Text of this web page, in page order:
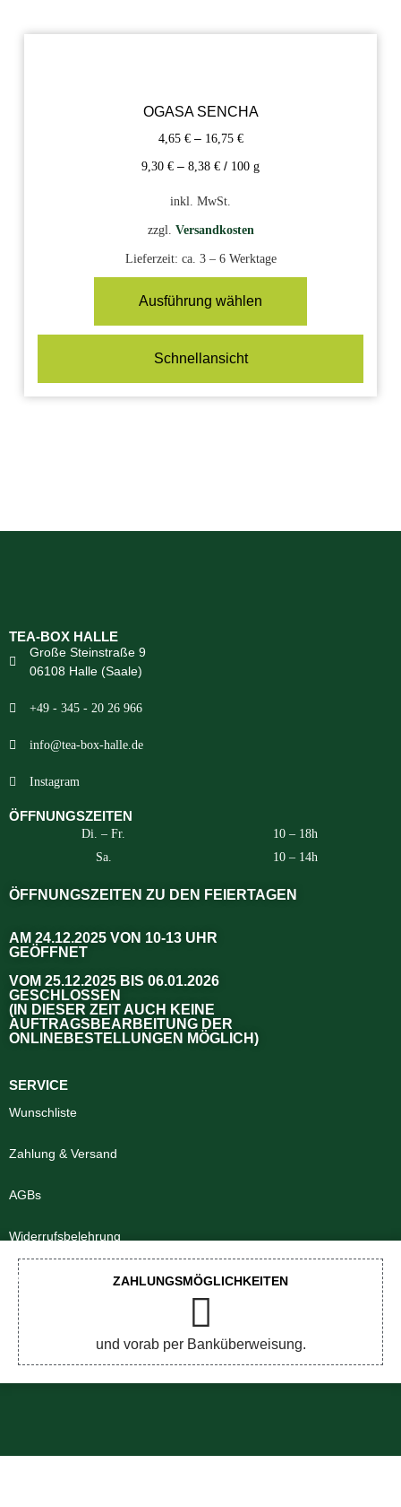
OGASA SENCHA
4,65 €– 16,75 €
9,30 € – 8,38 € / 100 g
inkl. MwSt.
zzgl. Versandkosten
Lieferzeit: ca. 3 – 6 Werktage
Ausführung wählen
Schnellansicht
TEA-BOX HALLE
Große Steinstraße 9
06108 Halle (Saale)
+49 - 345 - 20 26 966
info@tea-box-halle.de
Instagram
ÖFFNUNGSZEITEN
Di. – Fr.
10 – 18h
Sa.
10 – 14h
ÖFFNUNGSZEITEN ZU DEN FEIERTAGEN
AM 24.12.2025 VON 10-13 UHR
GEÖFFNET
VOM 25.12.2025 BIS 06.01.2026
GESCHLOSSEN
(IN DIESER ZEIT AUCH KEINE
AUFTRAGSBEARBEITUNG DER
ONLINEBESTELLUNGEN MÖGLICH)
SERVICE
Wunschliste
Zahlung & Versand
AGBs
Widerrufsbelehrung
Impressum
Datenschutzerklärung
ZAHLUNGSMÖGLICHKEITEN
und vorab per Banküberweisung.